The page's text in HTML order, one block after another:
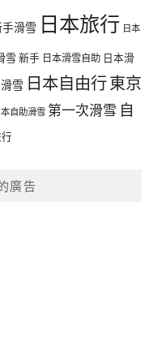
滑雪 日本旅行 日本
雪 新手 日本滑雪自助 日本滑
雪 日本自由行東京
自助滑雪 第一次滑雪 自
廣告